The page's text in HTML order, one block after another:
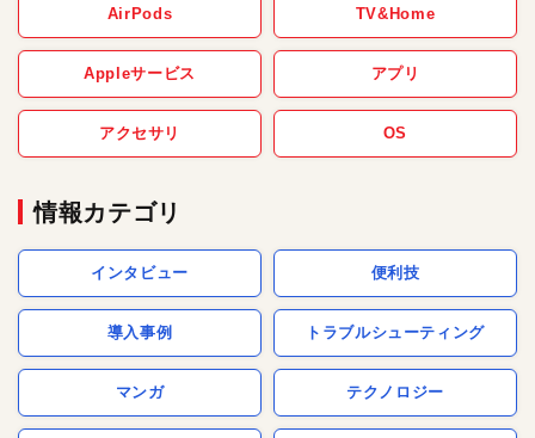
AirPods TV&Home
Appleサービス アプリ
アクセサリ OS
情報カテゴリ
インタビュー 便利技
導入事例 トラブルシューティング
マンガ テクノロジー